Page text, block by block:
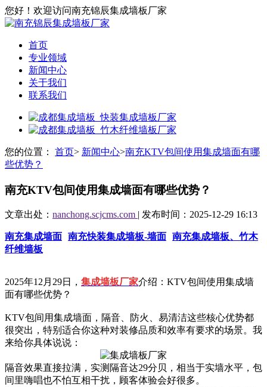
您好！欢迎访问南充锦辰集成墙板厂家
首页
专业领域
新闻中心
关于我们
联系我们
您的位置： 首页> 新闻中心>南充KTV包间使用集成墙面有哪
些优势？
南充KTV包间使用集成墙面有哪些优势？
文章出处： nanchong.scjcms.com | 发布时间：2025-12-29 16:13
南充集成墙面 南充快装集成墙板-墙面 南充集成墙板、竹木
纤维墙板
2025年12月29日， 集成墙板厂家介绍：KTV包间使用集成墙
面有哪些优势？
KTV包间用集成墙面，隔音、防火、易清洁这些核心优势都
很突出，特别适合你这种对装修品质和效率有要求的场景。我
来给你具体说说：
隔音效果直接拉满‌，实测隔音达29分贝，相当于实墙水平，包
间里嗨唱也不怕互相干扰，顾客体验会好很多。